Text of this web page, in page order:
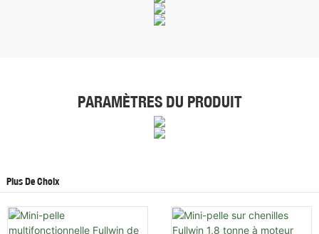
PARAMÈTRES DU PRODUIT
Plus De Choix